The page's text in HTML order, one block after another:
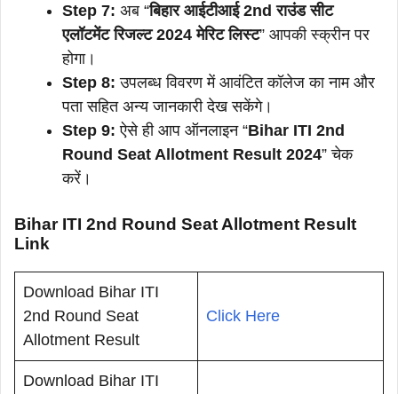
Step 7: अब “बिहार आईटीआई 2nd राउंड सीट
एलॉटमेंट रिजल्ट 2024 मेरिट लिस्ट” आपकी स्क्रीन पर
होगा।
Step 8:उपलब्ध विवरण में आवंटित कॉलेज का नाम और
पता सहित अन्य जानकारी देख सकेंगे।
Step 9:ऐसे ही आप ऑनलाइन “Bihar ITI 2nd
Round Seat Allotment Result 2024” चेक
करें।
Bihar ITI 2nd Round Seat Allotment Result
Link
Download Bihar ITI
2nd Round Seat
Allotment Result
Click Here
Download Bihar ITI